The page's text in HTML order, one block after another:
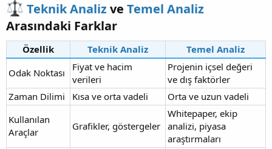
Teknik AnalizveTemel Analiz
Arasındaki Farklar​
Özellik Teknik Analiz
Temel Analiz
Odak Noktası
Fiyat ve hacim
verileri
Projenin içsel değeri
ve dış faktörler
Zaman Dilimi
Kısa ve orta vadeli
Orta ve uzun vadeli
Kullanılan
Araçlar
Grafikler, göstergeler
Whitepaper, ekip
analizi, piyasa
araştırmaları